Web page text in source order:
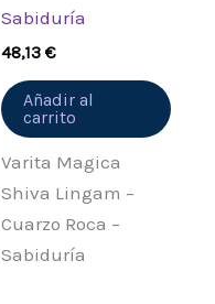
Sabiduría
48,13€
Añadir al
carrito
Varita Magica
Shiva Lingam –
Cuarzo Roca –
Sabiduría